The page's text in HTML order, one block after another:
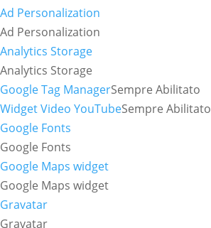
Ad Personalization
Ad Personalization
Analytics Storage
Analytics Storage
Google Tag ManagerSempre Abilitato
Widget Video YouTubeSempre Abilitato
Google Fonts
Google Fonts
Google Maps widget
Google Maps widget
Gravatar
Gravatar